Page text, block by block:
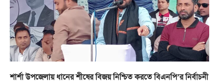
শার্শা উপজেলায় ধানের শীষের বিজয় নিশ্চিত করতে বিএনপি’র নির্বাচনী